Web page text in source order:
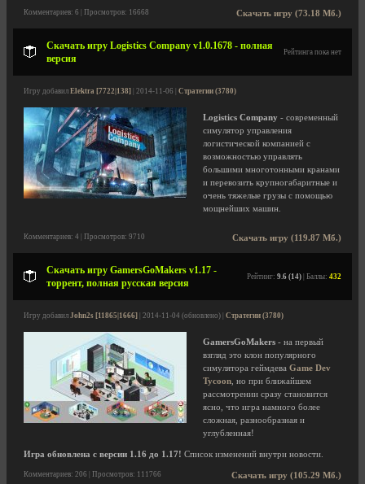
Скачать игру (73.18 Мб.)
Комментариев: 6 | Просмотров: 16668
Скачать игру Logistics Company v1.0.1678 - полная
версия
Рейтинга пока нет
Игру добавил Elektra [7722|138] | 2014-11-06 | Стратегии (3780)
Logistics Company - современный
симулятор управления
логистической компанией с
возможностью управлять
большими многотонными кранами
и перевозить крупногабаритные и
очень тяжелые грузы с помощью
мощнейших машин.
Скачать игру (119.87 Мб.)
Комментариев: 4 | Просмотров: 9710
Скачать игру GamersGoMakers v1.17 -
торрент, полная русская версия
Рейтинг: 9.6 (14) | Баллы: 432
Игру добавил John2s [11865|1666] | 2014-11-04 (обновлено) | Стратегии (3780)
GamersGoMakers - на первый
взгляд это клон популярного
симулятора геймдева Game Dev
Tycoon , но при ближайшем
рассмотрении сразу становится
ясно, что игра намного более
сложная, разнообразная и
углубленная!
Игра обновлена с версии 1.16 до 1.17! Список изменений внутри новости.
Скачать игру (105.29 Мб.)
Комментариев: 206 | Просмотров: 111766